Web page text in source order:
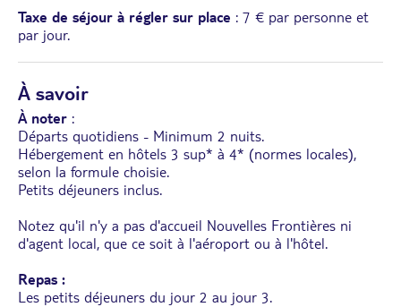
Taxe de séjour à régler sur place : 7 € par personne et
par jour.
À savoir
À noter :
Départs quotidiens - Minimum 2 nuits.
Hébergement en hôtels 3 sup* à 4* (normes locales),
selon la formule choisie.
Petits déjeuners inclus.
Notez qu'il n'y a pas d'accueil Nouvelles Frontières ni
d'agent local, que ce soit à l'aéroport ou à l'hôtel.
Repas :
Les petits déjeuners du jour 2 au jour 3.